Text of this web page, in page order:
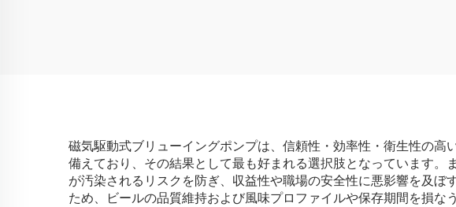
磁気駆動式ブリューイングポンプは、信頼性・効率性・衛生性の
備えており、その結果として最も好まれる選択肢となっています
が汚染されるリスクを防ぎ、収益性や職場の安全性に悪影響を及
ため、ビールの品質維持および風味プロファイルや保存期間を損